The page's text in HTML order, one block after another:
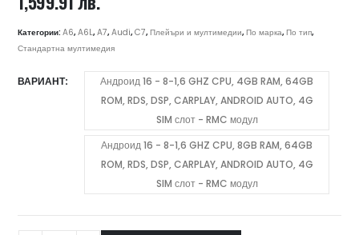
range:
664.63 €
/
1,299.90 лв.
through
818.02 €
/
1,599.91 лв.
Категории:A6,A6L,A7,Audi,C7,Плейъри и мултимедии,По марка,По тип,
Стандартна мултимедия
ВАРИАНТ
Андроид 16 - 8-1,6 GHZ CPU, 4GB RAM, 64GB
ROM, RDS, DSP, CARPLAY, ANDROID AUTO, 4G
SIM слот - RMC модул
Андроид 16 - 8-1,6 GHZ CPU, 8GB RAM, 64GB
ROM, RDS, DSP, CARPLAY, ANDROID AUTO, 4G
SIM слот - RMC модул